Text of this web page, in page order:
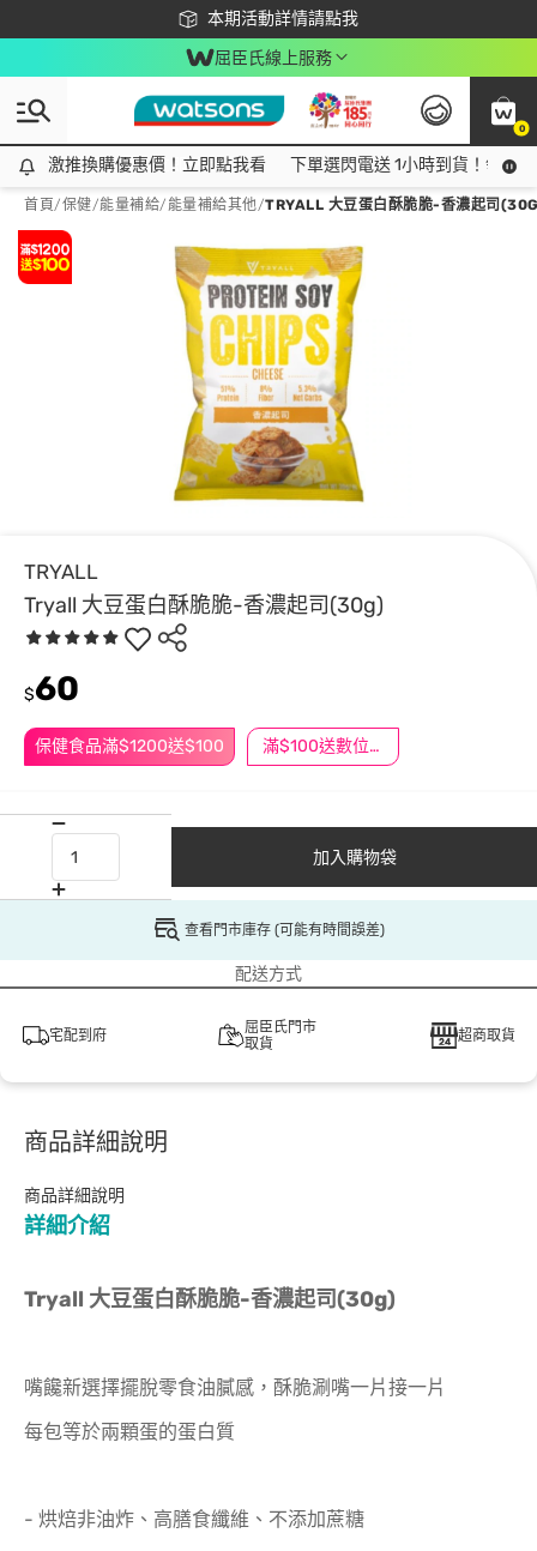
本期活動詳情請點我
下載app最高回饋$350
屈臣氏線上服務
0
激推換購優惠價！立即點我看
激推換購優惠價！立即點我看 下單選閃電送 1小時到貨！領神
首頁/保健/能量補給/ 能量補給其他/TRYALL 大豆蛋白酥脆脆-香濃起司
TRYALL
Tryall 大豆蛋白酥脆脆-香濃起司(30g)
保健食品滿$1200送$100 滿$100送數位印花
$60
加入購物袋
查看門市庫存 (可能有時間誤差)
配送方式
宅配到府
屈臣氏門市
取貨
超商取貨
商品詳細說明
商品詳細說明
詳細介紹
Tryall 大豆蛋白酥脆脆-香濃起司(30g)
嘴饞新選擇擺脫零食油膩感，酥脆涮嘴一片接一片
每包等於兩顆蛋的蛋白質
- 烘焙非油炸、高膳食纖維、不添加蔗糖